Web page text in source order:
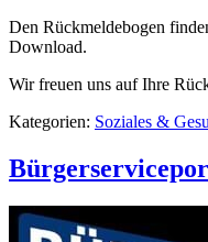
Den Rückmeldebogen
Download.
Wir freuen uns auf Ihre
Kategorien: Soziales &